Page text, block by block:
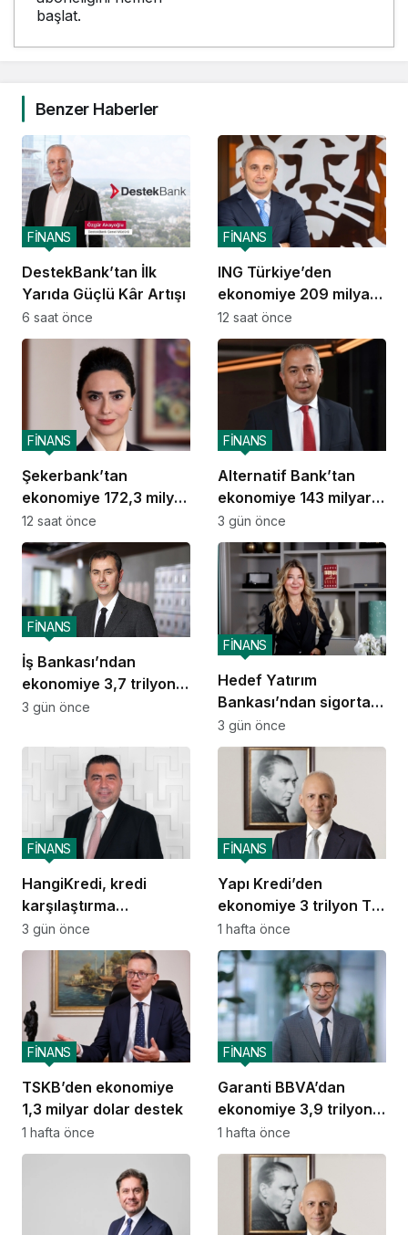
başlat.
Benzer Haberler
DestekBank’tan İlk
Yarıda Güçlü Kâr Artışı
FİNANS
6 saat önce
ING Türkiye’den
ekonomiye 209 milyar
TL destek
FİNANS
12 saat önce
Şekerbank’tan
ekonomiye 172,3 milyar
TL destek
FİNANS
12 saat önce
Alternatif Bank’tan
ekonomiye 143 milyar
TL destek
FİNANS
3 gün önce
İş Bankası’ndan
ekonomiye 3,7 trilyon
TL destek
FİNANS
3 gün önce
Hedef Yatırım
Bankası’ndan sigorta
ve emeklilik alanında
stratejik iş birliği
FİNANS
3 gün önce
HangiKredi, kredi
karşılaştırma
deneyimini ChatGPT’ye
taşıdı
FİNANS
3 gün önce
Yapı Kredi’den
ekonomiye 3 trilyon TL
destek
FİNANS
1 hafta önce
TSKB’den ekonomiye
1,3 milyar dolar destek
FİNANS
1 hafta önce
Garanti BBVA’dan
ekonomiye 3,9 trilyon
TL destek
FİNANS
1 hafta önce